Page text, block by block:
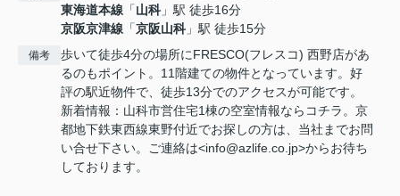
東海道本線 「山科 」駅 徒歩16分
京阪京津線 「京阪山科 」駅 徒歩15分
備考
歩いて徒歩4分の場所にFRESCO(フレスコ) 西野店があ
るのもポイント。11階建ての物件となっています。好
評の駅近物件で、徒歩13分でのアクセスが可能です。
新着情報：山科市営住宅1棟の空室情報ならコチラ。京
都地下鉄東西線東野付近でお探しの方は、当社までお問
い合せ下さい。ご連絡は<info@azlife.co.jp>からお待ち
しております。